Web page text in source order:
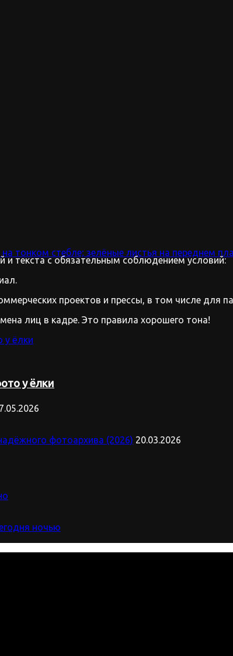
у ёлки
и текста с обязательным соблюдением условий:
проектов и прессы, в том числе для
лиц в кадре. Это правила хорошего тона!
фотоархива (2026) 20.03.2026
ночью